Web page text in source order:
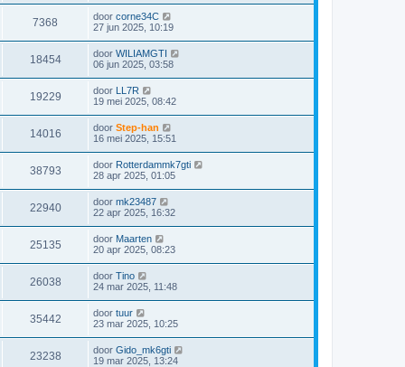
7368 door corne34C
27 jun 2025, 10:19
18454 door WILIAMGTI
06 jun 2025, 03:58
19229 door LL7R
19 mei 2025, 08:42
14016 door Step-han
16 mei 2025, 15:51
38793 door Rotterdammk7gti
28 apr 2025, 01:05
22940 door mk23487
22 apr 2025, 16:32
25135 door Maarten
20 apr 2025, 08:23
26038 door Tino
24 mar 2025, 11:48
35442 door tuur
23 mar 2025, 10:25
23238 door Gido_mk6gti
19 mar 2025, 13:24